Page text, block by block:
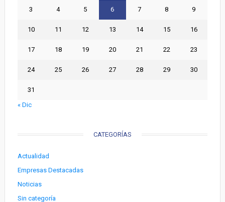
3 4 5 6 7 8 9
10 11 12 13 14 15 16
17 18 19 20 21 22 23
24 25 26 27 28 29 30
31
« Dic
CATEGORÍAS
Actualidad
Empresas Destacadas
Noticias
Sin categoría